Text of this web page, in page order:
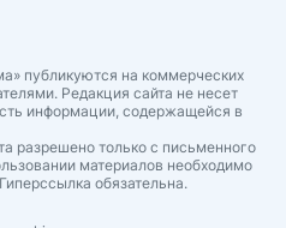
публикуются на коммерческих
Редакция сайта не несет
информации, содержащейся в
разрешено только с письменного
материалов необходимо
обязательна.